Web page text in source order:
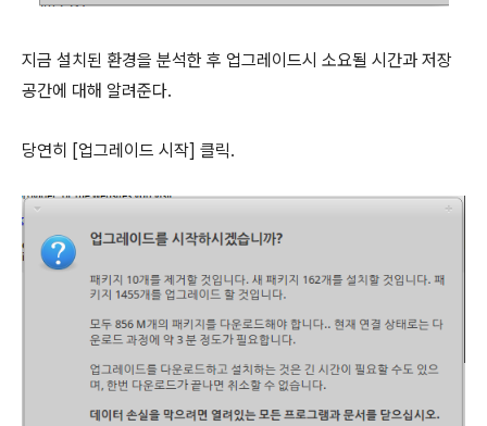
지금 설치된 환경을 분석한 후 업그레이드시 소요될 시간과 저장
공간에 대해 알려준다.
당연히 [업그레이드 시작] 클릭.